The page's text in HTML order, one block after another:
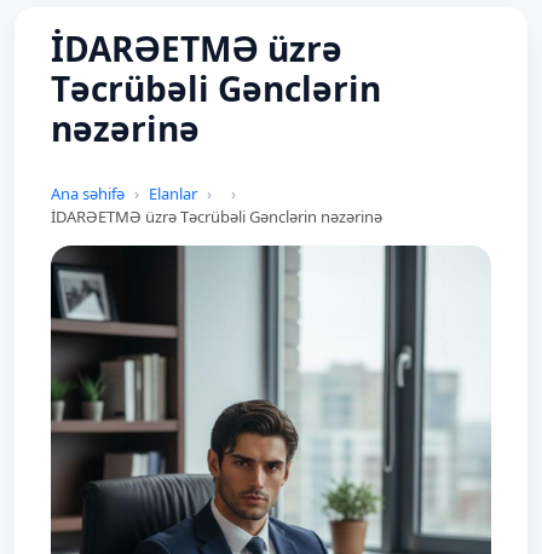
İDARƏETMƏ üzrə
Təcrübəli Gənclərin
nəzərinə
Ana səhifə
Elanlar
İDARƏETMƏ üzrə Təcrübəli Gənclərin nəzərinə